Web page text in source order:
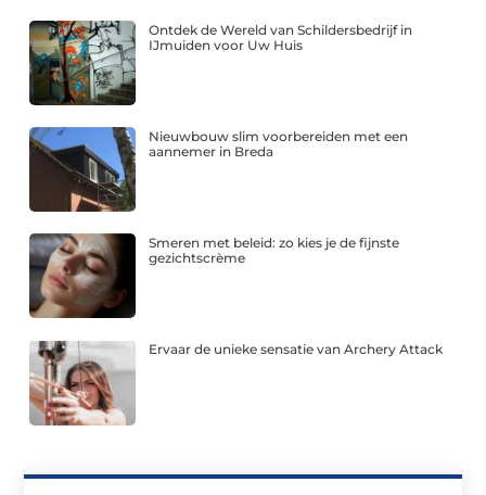
Ontdek de Wereld van Schildersbedrijf in
IJmuiden voor Uw Huis
Nieuwbouw slim voorbereiden met een
aannemer in Breda
Smeren met beleid: zo kies je de fijnste
gezichtscrème
Ervaar de unieke sensatie van Archery Attack